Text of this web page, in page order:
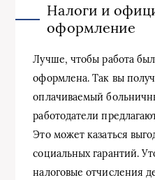
Налоги и
оформление
Лучше, чтобы работа
оформлена. Так вы
оплачиваемый
работодатели
Это может казаться
социальных гарантий.
налоговые отчисления